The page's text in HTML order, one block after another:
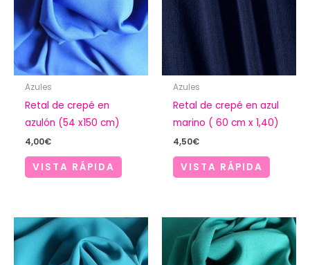
Azules
Retal de crepé en
azulón (54 x150 cm)
4,00€
VISTA RÁPIDA
Azules
Retal de crepé en azul
marino ( 60 cm x 1,40)
4,50€
VISTA RÁPIDA